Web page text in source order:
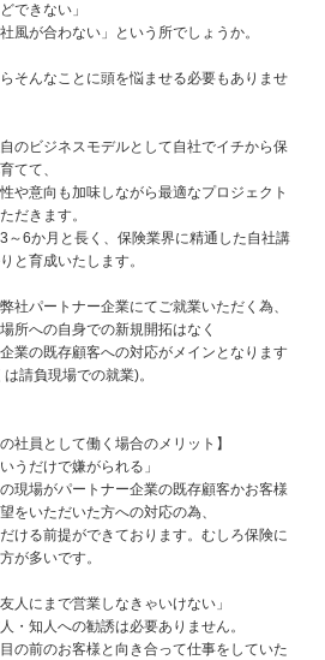
できない」
社風が合わない」という所でしょうか。
そんなことに頭を悩ませる必要もありませ
のビジネスモデルとして自社でイチから保
てて、
や意向も加味しながら最適なプロジェクト
だきます。
～6か月と長く、保険業界に精通した自社講
と育成いたします。
社パートナー企業にてご就業いただく為、
所への自身での新規開拓はなく
業の既存顧客への対応がメインとなります
請負現場での就業)。
の社員として働く場合のメリット】
うだけで嫌がられる」
現場がパートナー企業の既存顧客かお客様
をいただいた方への対応の為、
ける前提ができております。むしろ保険に
が多いです。
人にまで営業しなきゃいけない」
・知人への勧誘は必要ありません。
の前のお客様と向き合って仕事をしていた